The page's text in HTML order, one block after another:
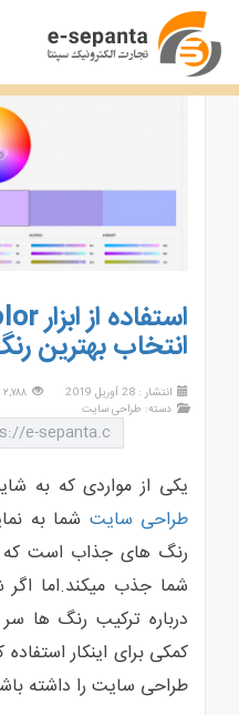
انتخاب بهترین
انتشار : 28 آوریل 2019 ۲,۷۸۸
دسته: طراحی سایت
یکی از مواردی که به
طراحی سایت شما به
رنگ های جذاب است
شما جذب میکند.اما اگر
درباره ترکیب رنگ ها سر
کمکی برای اینکار
طراحی سایت را داشته